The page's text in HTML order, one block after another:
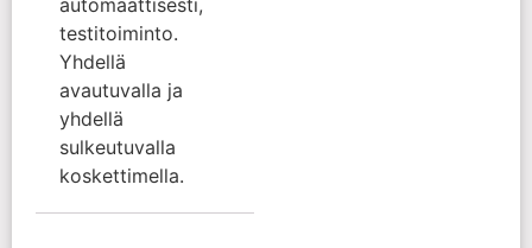
automaattisesti,
testitoiminto.
Yhdellä
avautuvalla ja
yhdellä
sulkeutuvalla
koskettimella.